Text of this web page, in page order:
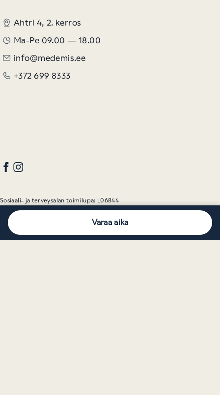
Ahtri 4, 2. kerros
Ma-Pe 09.00 — 18.00
info@medemis.ee
+372 699 8333
© 2026 Medemis Kliinik Tietosuojakäytäntö
Sosiaali- ja terveysalan toimilupa: L06844
Varaa aika